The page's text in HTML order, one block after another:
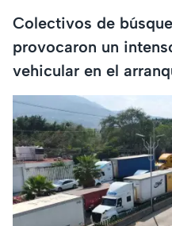
Colectivos de
provocaron un
vehicular en el